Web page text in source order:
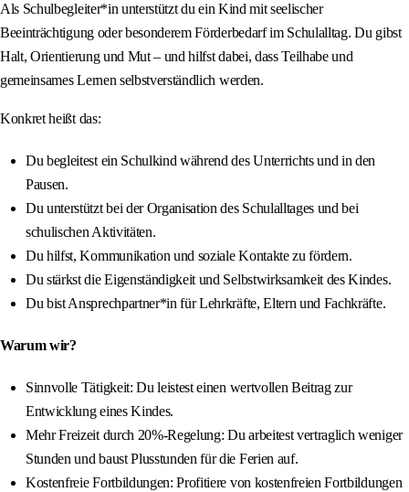
Als Schulbegleiter*in unterstützt du ein Kind mit seelischer
Beeinträchtigung oder besonderem Förderbedarf im Schulalltag. Du gibst
Halt, Orientierung und Mut – und hilfst dabei, dass Teilhabe und
gemeinsames Lernen selbstverständlich werden.
Konkret heißt das:
Du begleitest ein Schulkind während des Unterrichts und in den
Pausen.
Du unterstützt bei der Organisation des Schulalltages und bei
schulischen Aktivitäten.
Du hilfst, Kommunikation und soziale Kontakte zu fördern.
Du stärkst die Eigenständigkeit und Selbstwirksamkeit des Kindes.
Du bist Ansprechpartner*in für Lehrkräfte, Eltern und Fachkräfte.
Warum wir?
Sinnvolle Tätigkeit: Du leistest einen wertvollen Beitrag zur
Entwicklung eines Kindes.
Mehr Freizeit durch 20%-Regelung: Du arbeitest vertraglich weniger
Stunden und baust Plusstunden für die Ferien auf.
Kostenfreie Fortbildungen: Profitiere von kostenfreien Fortbildungen